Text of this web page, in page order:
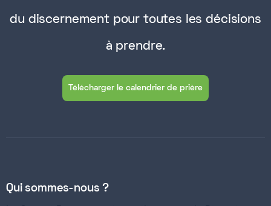
du discernement pour toutes les décisions
à prendre.
Télécharger le calendrier de prière
Qui sommes-nous ?